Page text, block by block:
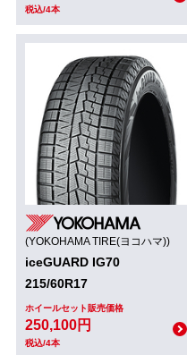
税込/4本
(YOKOHAMA TIRE(ヨコハマ))
iceGUARD IG70
215/60R17
ホイールセット販売価格
250,100円
税込/4本